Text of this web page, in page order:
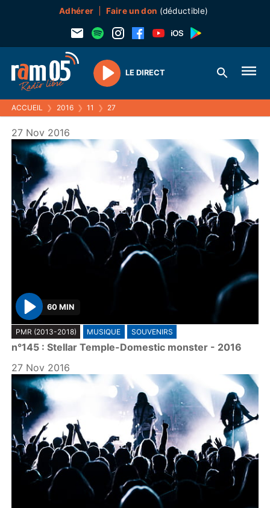
Adhérer Faire un don (déductible)
Play
LE DIRECT
ACCUEIL ❯ 2016 ❯ 11 ❯ 27
27 Nov 2016
P
l
a
y
60 MIN
PMR (2013-2018) MUSIQUE SOUVENIRS
n°145 : Stellar Temple-Domestic monster - 2016
27 Nov 2016